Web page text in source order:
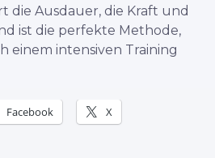
die Ausdauer, die Kraft und
ist die perfekte Methode,
einem intensiven Training
Facebook X